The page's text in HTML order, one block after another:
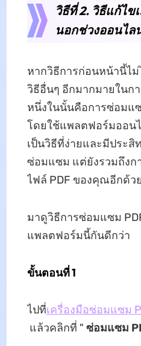
วิธีที่ 2. วิธีแก้ไข
นอกช่วงออนไล
หากวิธีการก่อนหน้านี้ไ
วิธีอื่นๆ อีกมากมายในก
หนึ่งในนั้นคือการซ่อมแ
โดยใช้แพลตฟอร์มออน
เป็นวิธีที่ง่ายและมีประสิ
ซ่อมแซม แต่ยังรวมถึงก
ไฟล์ PDF ของคุณอีกด้วย
มาดูวิธีการซ่อมแซม
แพลตฟอร์มนี้กันดีกว่า
ขั้นตอนที่ 1
ไปที่เครื่องมือซ่อมแซม
แล้วคลิกที่ " ซ่อมแซม